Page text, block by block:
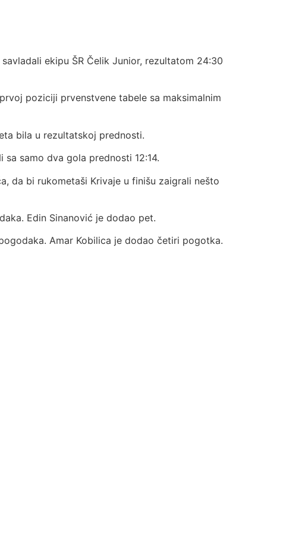
ekipu ŠR Čelik Junior, rezultatom 24:30
poziciji prvenstvene tabele sa maksimalnim
bila u rezultatskoj prednosti.
samo dva gola prednosti 12:14.
da bi rukometaši Krivaje u finišu zaigrali nešto
Edin Sinanović je dodao pet.
Amar Kobilica je dodao četiri pogotka.